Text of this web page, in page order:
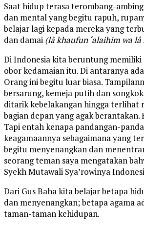
Saat hidup terasa terombang-
dan mental yang begitu rapuh,
belajar lagi kepada mereka yang
dan damai (lâ khaufun ‘alaihim wa
Di Indonesia kita beruntung memiliki
obor kedamaian itu. Di antaranya
Orang ini begitu luar biasa.
bersarung, kemeja putih dan
ditarik kebelakangan hingga terlihat
bagian depan yang agak berantakan.
Tapi entah kenapa pandangan-
keagamaannya sebagaimana yang
begitu menyenangkan dan
seorang teman saya mengatakan
Syekh Mutawali Sya’rowinya
Dari Gus Baha kita belajar betapa
dan menyenangkan; betapa agama
taman-taman kehidupan.